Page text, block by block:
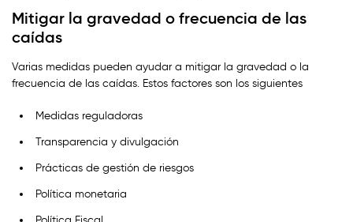
Mitigar la gravedad o frecuencia de las
caídas
Varias medidas pueden ayudar a mitigar la gravedad o la
frecuencia de las caídas. Estos factores son los siguientes
Medidas reguladoras
Transparencia y divulgación
Prácticas de gestión de riesgos
Política monetaria